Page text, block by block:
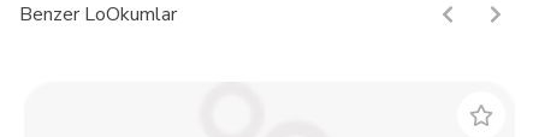
Benzer LoOkumlar